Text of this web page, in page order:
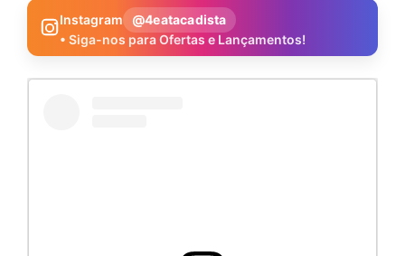
Instagram
@4eatacadista
• Siga-nos para Ofertas e Lançamentos!